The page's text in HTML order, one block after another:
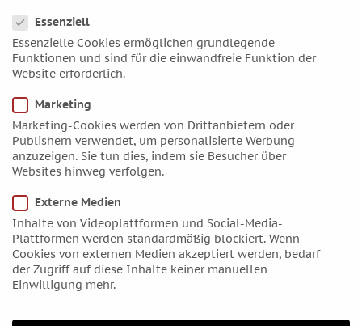
Informationen
Kontakt
Wegbeschreibung
Rechtliches
Impressum
Datenschutzerklärung
Cookie Einstellungen
AGB und Widerrufsbelehrung
Essenziell
Essenzielle Cookies ermöglichen grundlegende
Funktionen und sind für die einwandfreie Funktion der
Website erforderlich.
Marketing
Marketing-Cookies werden von Drittanbietern oder
Publishern verwendet, um personalisierte Werbung
anzuzeigen. Sie tun dies, indem sie Besucher über
Websites hinweg verfolgen.
Externe Medien
Inhalte von Videoplattformen und Social-Media-
Plattformen werden standardmäßig blockiert. Wenn
Cookies von externen Medien akzeptiert werden, bedarf
der Zugriff auf diese Inhalte keiner manuellen
Einwilligung mehr.